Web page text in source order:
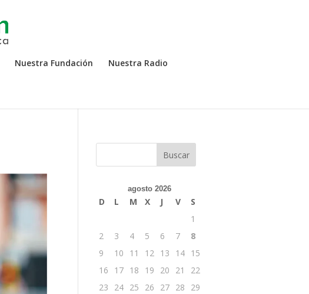
Nuestra Fundación Nuestra Radio
agosto 2026
D L M X J V
S
1
2
3 4 5 6 7
8
9
10 11 12 13 14
15
16
17 18 19 20 21
22
23
24 25 26 27 28
29